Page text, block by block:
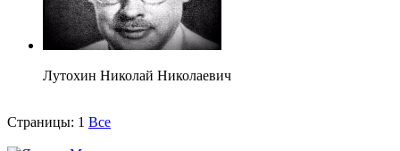
Лутохин Николай Николаевич
Страницы: 1 Все